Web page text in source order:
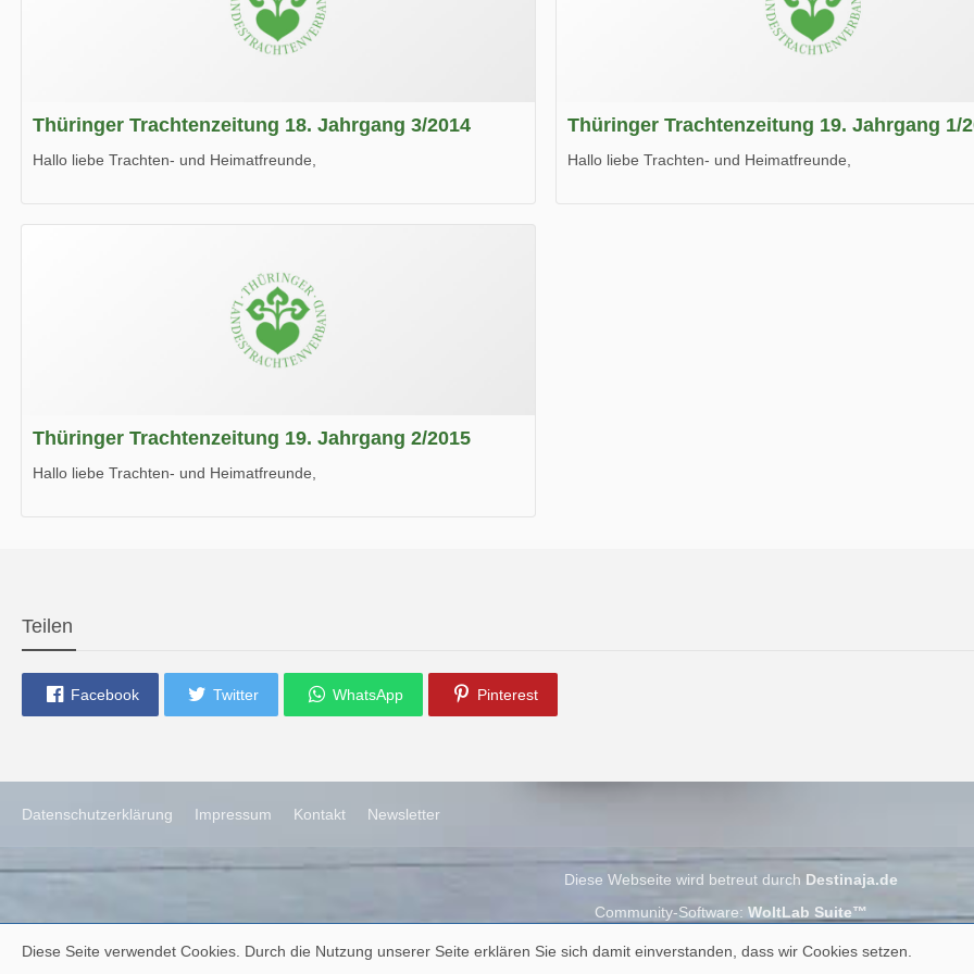
Thüringer Trachtenzeitung 18. Jahrgang 3/2014
Hallo liebe Trachten- und Heimatfreunde,
Wir wünschen Euch viel Spaß beim Lesen.
Thüringer Trachtenzeitung 19. Jahrgang 1/
Hallo liebe Trachten- und Heimatfreunde,
Thüringer Trachtenzeitung 19. Jahrgang 2/2015
Hallo liebe Trachten- und Heimatfreunde,
Teilen
Facebook Twitter WhatsApp Pinterest
Datenschutzerklärung Impressum Kontakt Newsletter
Diese Webseite wird betreut durch Destinaja.de
Community-Software: WoltLab Suite™
Diese Seite verwendet Cookies. Durch die Nutzung unserer Seite erklären Sie sich damit einverstanden, dass wir Cookies setzen.